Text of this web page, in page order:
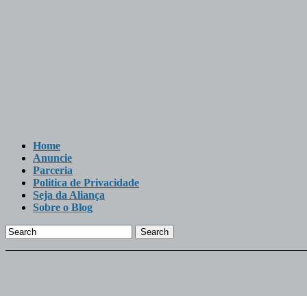
Home
Anuncie
Parceria
Politica de Privacidade
Seja da Aliança
Sobre o Blog
Search